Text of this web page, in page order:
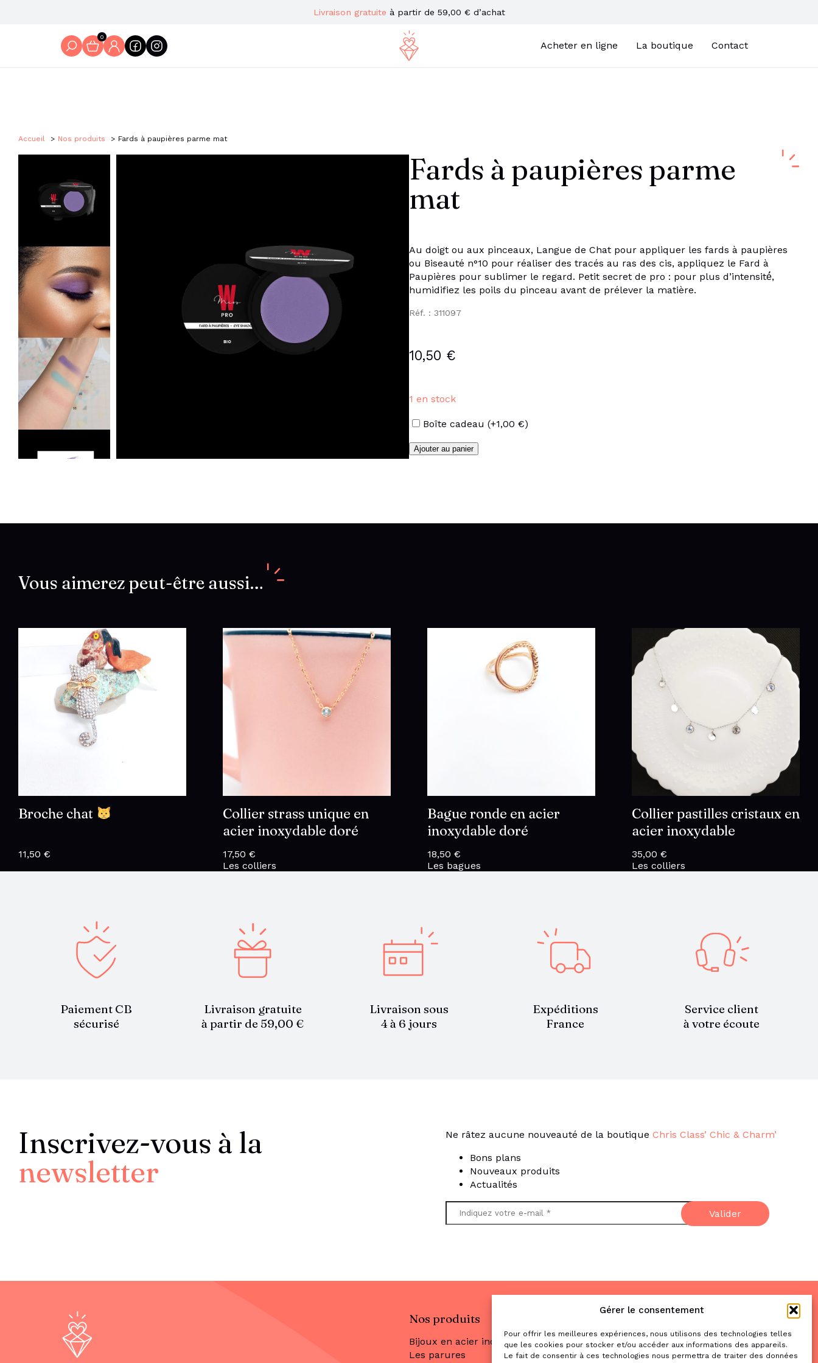
Gérer le consentement
Pour offrir les meilleures expériences, nous utilisons des technologies telles
que les cookies pour stocker et/ou accéder aux informations des appareils.
Le fait de consentir à ces technologies nous permettra de traiter des données
Livraison gratuite à partir de 59,00 € d’achat
0
Acheter en ligne La boutique Contact
Accueil Nos produits Fards à paupières parme mat
Fards à paupières parme
mat
Au doigt ou aux pinceaux, Langue de Chat pour appliquer les fards à paupières
ou Biseauté n°10 pour réaliser des tracés au ras des cis, appliquez le Fard à
Paupières pour sublimer le regard. Petit secret de pro : pour plus d’intensité́,
humidifiez les poils du pinceau avant de prélever la matière.
Réf. : 311097
10,50 €
1 en stock
Options
Boîte cadeau (+1,00 €)
quantité
Ajouter au panier
Vous aimerez peut-être aussi…
Broche chat
11,50 €
Collier strass unique en
acier inoxydable doré
17,50 €
Les colliers
Bague ronde en acier
inoxydable doré
18,50 €
Les bagues
Collier pastilles cristaux en
acier inoxydable
35,00 €
Les colliers
Paiement CB
sécurisé
Livraison gratuite
à partir de 59,00 €
Livraison sous
4 à 6 jours
Expéditions
France
Service client
à votre écoute
Inscrivez-vous à la
newsletter
Ne râtez aucune nouveauté de la boutique Chris Class’ Chic & Charm’
Bons plans
Nouveaux produits
Actualités
Nos produits
Bijoux en acier inoxydable
Les parures
& nous contacter
2 place de la Liberté